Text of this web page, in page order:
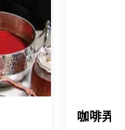
咖啡弄